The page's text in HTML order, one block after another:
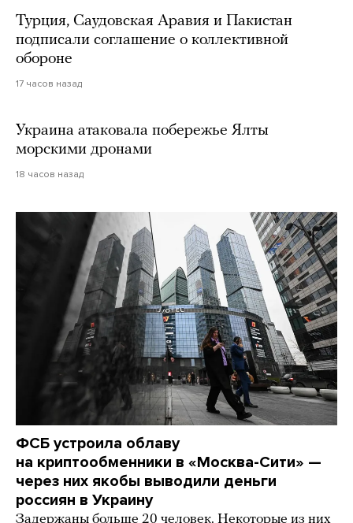
Турция, Саудовская Аравия и Пакистан
подписали соглашение о коллективной
обороне
17 часов назад
Украина атаковала побережье Ялты
морскими дронами
18 часов назад
ФСБ устроила облаву
на криптообменники в «Москва-Сити» —
через них якобы выводили деньги
россиян в Украину
Задержаны больше 20 человек. Некоторые из них